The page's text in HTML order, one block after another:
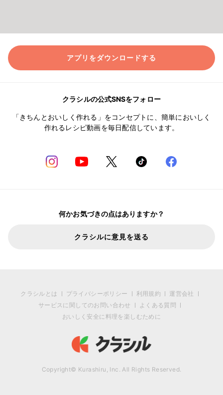
アプリをダウンロードする
クラシルの公式SNSをフォロー
「きちんとおいしく作れる」をコンセプトに、簡単においしく
作れるレシピ動画を毎日配信しています。
何かお気づきの点はありますか？
クラシルに意見を送る
クラシルとは プライバシーポリシー 利用規約
運営会社
サービスに関してのお問い合わせ
よくある質問
おいしく安全に料理を楽しむために
Copyright© Kurashiru, Inc. All Rights Reserved.